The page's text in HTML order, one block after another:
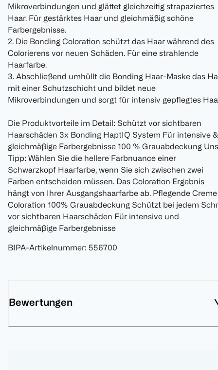
Mikroverbindungen und glättet gleichzeitig strapaziertes
Haar. Für gestärktes Haar und gleichmäßig schöne
Farbergebnisse.
2. Die Bonding Coloration schützt das Haar während des
Colorierens vor neuen Schäden. Für eine strahlende
Haarfarbe.
3. Abschließend umhüllt die Bonding Haar-Maske das
mit einer Schutzschicht und bildet neue
Mikroverbindungen und sorgt für intensiv gepflegtes
Die Produktvorteile im Detail: Schützt vor sichtbaren
Haarschäden 3x Bonding HaptIQ System Für intensive &
gleichmäßige Farbergebnisse 100 % Grauabdeckung
Tipp: Wählen Sie die hellere Farbnuance einer
Schwarzkopf Haarfarbe, wenn Sie sich zwischen zwei
Farben entscheiden müssen. Das Coloration Ergebnis
hängt von Ihrer Ausgangshaarfarbe ab. Pflegende Creme
Coloration 100% Grauabdeckung Schützt bei jedem
vor sichtbaren Haarschäden Für intensive und
gleichmäßige Farbergebnisse
BIPA-Artikelnummer: 556700
Bewertungen